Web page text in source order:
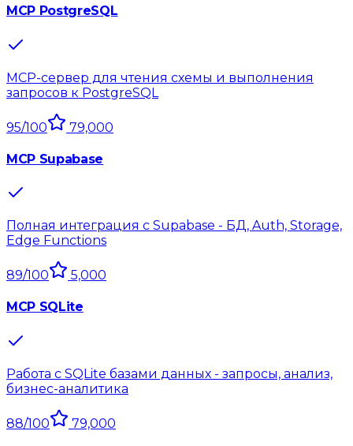
MCP PostgreSQL
MCP-сервер для чтения схемы и выполнения
запросов к PostgreSQL
95/100 79,000
MCP Supabase
Полная интеграция с Supabase - БД, Auth, Storage,
Edge Functions
89/100 5,000
MCP SQLite
Работа с SQLite базами данных - запросы, анализ,
бизнес-аналитика
88/100 79,000